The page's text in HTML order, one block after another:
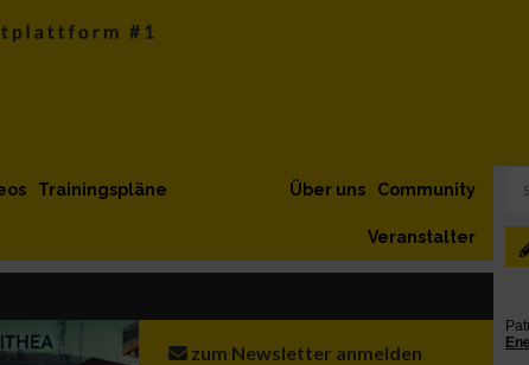
Trainingspläne Community
Über uns
Veranstalter
zum Newsletter anmelden